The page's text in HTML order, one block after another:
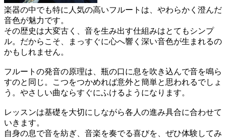
楽器の中でも特に人気の高いフルートは、やわらかく澄んだ
音色が魅力です。
その歴史は大変古く、音を生み出す仕組みはとてもシンプ
ル。だからこそ、まっすぐに心へ響く深い音色が生まれるの
かもしれません。
フルートの発音の原理は、瓶の口に息を吹き込んで音を鳴ら
すのと同じ。こつをつかめれば意外と簡単と思われるでしょ
う。やさしい曲ならすぐにふけるようになります。
レッスンは基礎を大切にしながら各人の進み具合に合わせて
いきます。
自身の息で音を紡ぎ、音楽を奏でる喜びを、ぜひ体験してみ